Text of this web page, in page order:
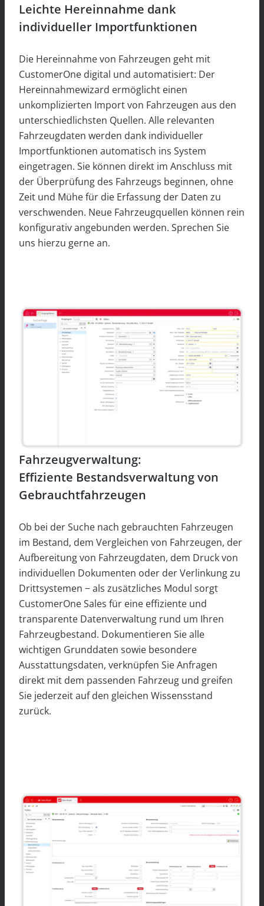
Leichte Hereinnahme dank
individueller Importfunktionen
Die Hereinnahme von Fahrzeugen geht mit
CustomerOne digital und automatisiert: Der
Hereinnahmewizard ermöglicht einen
unkomplizierten Import von Fahrzeugen aus den
unterschiedlichsten Quellen. Alle relevanten
Fahrzeugdaten werden dank individueller
Importfunktionen automatisch ins System
eingetragen. Sie können direkt im Anschluss mit
der Überprüfung des Fahrzeugs beginnen, ohne
Zeit und Mühe für die Erfassung der Daten zu
verschwenden. Neue Fahrzeugquellen können rein
konfigurativ angebunden werden. Sprechen Sie
uns hierzu gerne an.
Fahrzeugverwaltung:
Effiziente Bestandsverwaltungvon
Gebrauchtfahrzeugen
Ob bei der Suche nach gebrauchten Fahrzeugen
im Bestand, dem Vergleichen von Fahrzeugen, der
Aufbereitung von Fahrzeugdaten, dem Druck von
individuellen Dokumenten oder der Verlinkung zu
Drittsystemen − als zusätzliches Modul sorgt
CustomerOne Sales für eine effiziente und
transparente Datenverwaltung rund um Ihren
Fahrzeugbestand. Dokumentieren Sie alle
wichtigen Grunddaten sowie besondere
Ausstattungsdaten, verknüpfen Sie Anfragen
direkt mit dem passenden Fahrzeug und greifen
Sie jederzeit auf den gleichen Wissensstand
zurück.